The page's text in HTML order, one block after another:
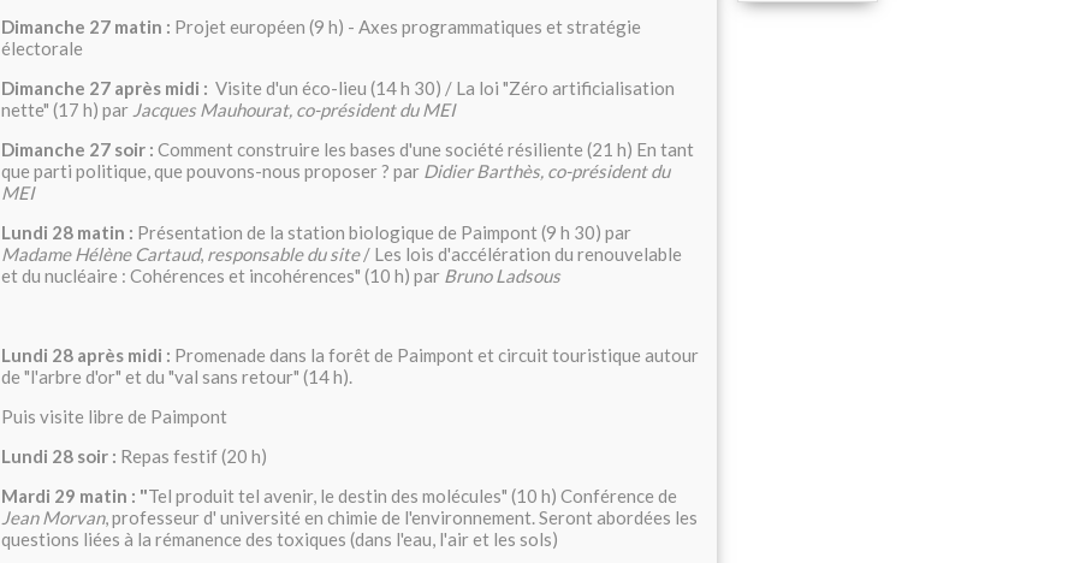
Dimanche 27 matin : Projet européen (9 h) - Axes programmatiques et stratégie
électorale
Dimanche 27 après midi : Visite d'un éco-lieu (14 h 30) / La loi "Zéro artificialisation
nette" (17 h) par Jacques Mauhourat, co-président du MEI
Dimanche 27 soir : Comment construire les bases d'une société résiliente (21 h) En tant
que parti politique, que pouvons-nous proposer ? par Didier Barthès, co-président du
MEI
Lundi 28 matin : Présentation de la station biologique de Paimpont (9 h 30) par
Madame Hélène Cartaud, responsable du site/ Les lois d'accélération du renouvelable
et du nucléaire : Cohérences et incohérences" (10 h) par Bruno Ladsous
Lundi 28 après midi : Promenade dans la forêt de Paimpont et circuit touristique autour
de "l'arbre d'or" et du "val sans retour" (14 h).
Puis visite libre de Paimpont
Lundi 28 soir : Repas festif (20 h)
Mardi 29 matin : "Tel produit tel avenir, le destin des molécules" (10 h) Conférence de
Jean Morvan, professeur d' université en chimie de l'environnement. Seront abordées les
questions liées à la rémanence des toxiques (dans l'eau, l'air et les sols)